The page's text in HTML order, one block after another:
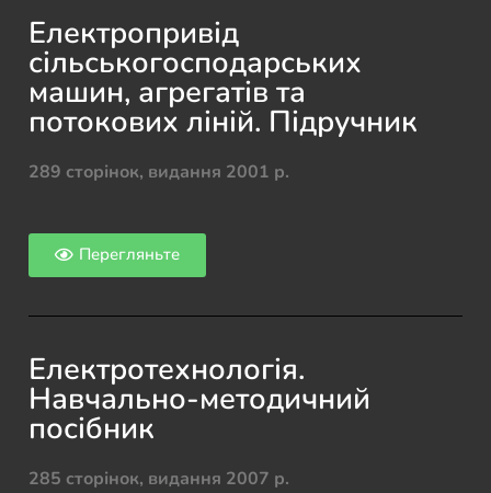
Електропривід
сільськогосподарських
машин, агрегатів та
потокових ліній. Підручник
289 сторінок, видання 2001 р.
Перегляньте
Електротехнологія.
Навчально-методичний
посібник
285 сторінок, видання 2007 р.